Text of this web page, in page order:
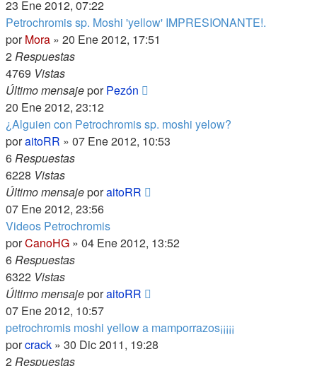
23 Ene 2012, 07:22
Petrochromis sp. Moshi 'yellow' IMPRESIONANTE!.
porMora » 20 Ene 2012, 17:51
2Respuestas
4769 Vistas
Último mensajeporPezón
20 Ene 2012, 23:12
¿Alguien con Petrochromis sp. moshi yelow?
poraitoRR » 07 Ene 2012, 10:53
6Respuestas
6228 Vistas
Último mensajeporaitoRR
07 Ene 2012, 23:56
Videos Petrochromis
porCanoHG » 04 Ene 2012, 13:52
6Respuestas
6322 Vistas
Último mensajeporaitoRR
07 Ene 2012, 10:57
petrochromis moshi yellow a mamporrazos¡¡¡¡¡
porcrack » 30 Dic 2011, 19:28
2Respuestas